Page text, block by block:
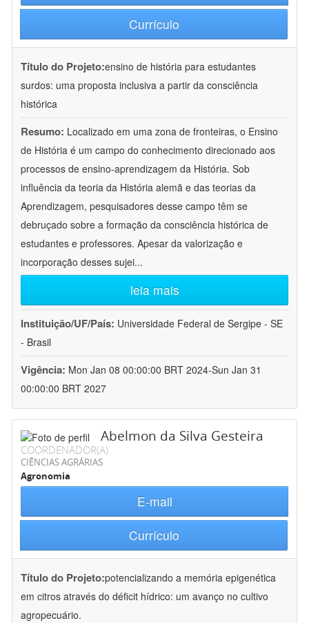
Currículo
Título do Projeto:ensino de história para estudantes
surdos: uma proposta inclusiva a partir da consciência
histórica
Resumo: Localizado em uma zona de fronteiras, o Ensino
de História é um campo do conhecimento direcionado aos
processos de ensino-aprendizagem da História. Sob
influência da teoria da História alemã e das teorias da
Aprendizagem, pesquisadores desse campo têm se
debruçado sobre a formação da consciência histórica de
estudantes e professores. Apesar da valorização e
incorporação desses sujei...
leia mais
Instituição/UF/País: Universidade Federal de Sergipe - SE
- Brasil
Vigência: Mon Jan 08 00:00:00 BRT 2024-Sun Jan 31
00:00:00 BRT 2027
Abelmon da Silva Gesteira
COORDENADOR(A)
CIÊNCIAS AGRÁRIAS
Agronomia
E-mail
Currículo
Título do Projeto:potencializando a memória epigenética
em citros através do déficit hídrico: um avanço no cultivo
agropecuário.